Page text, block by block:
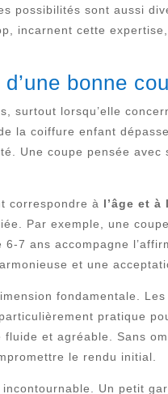
possibilités sont aussi
incarnent cette
bonne
surtout lorsqu’elle
la coiffure enfant
Une coupe pensée
correspondre à l’âge et
Par exemple, une
7 ans accompagne
et une
fondamentale.
pratique
et agréable. Sans
le rendu initial.
Un petit